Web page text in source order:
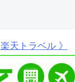
楽天トラベル 》